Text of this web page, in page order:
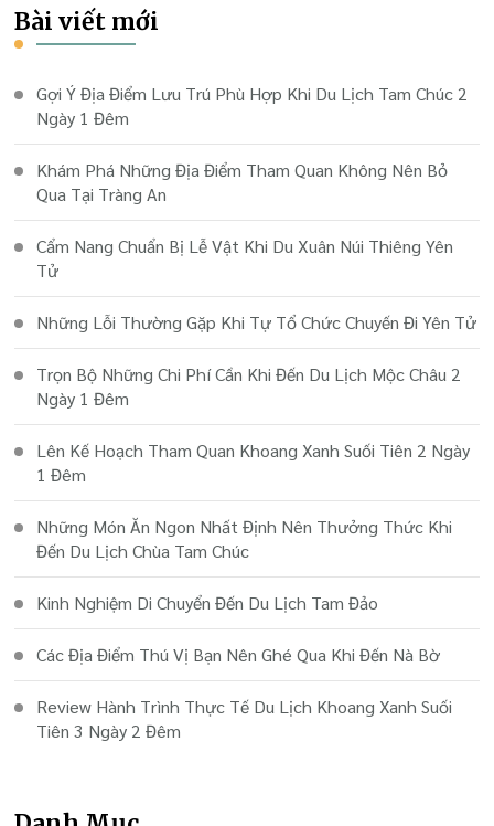
Bài viết mới
Gợi Ý Địa Điểm Lưu Trú Phù Hợp Khi Du Lịch Tam Chúc 2
Ngày 1 Đêm
Khám Phá Những Địa Điểm Tham Quan Không Nên Bỏ
Qua Tại Tràng An
Cẩm Nang Chuẩn Bị Lễ Vật Khi Du Xuân Núi Thiêng Yên
Tử
Những Lỗi Thường Gặp Khi Tự Tổ Chức Chuyến Đi Yên Tử
Trọn Bộ Những Chi Phí Cần Khi Đến Du Lịch Mộc Châu 2
Ngày 1 Đêm
Lên Kế Hoạch Tham Quan Khoang Xanh Suối Tiên 2 Ngày
1 Đêm
Những Món Ăn Ngon Nhất Định Nên Thưởng Thức Khi
Đến Du Lịch Chùa Tam Chúc
Kinh Nghiệm Di Chuyển Đến Du Lịch Tam Đảo
Các Địa Điểm Thú Vị Bạn Nên Ghé Qua Khi Đến Nà Bờ
Review Hành Trình Thực Tế Du Lịch Khoang Xanh Suối
Tiên 3 Ngày 2 Đêm